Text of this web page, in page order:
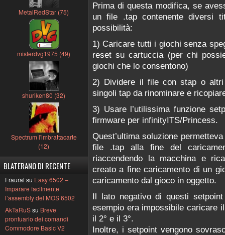
MetalRedStar (75)
misterdvg1975 (49)
shuriken80 (32)
Spectrum l'imbrattacarte
(12)
BLATERANO DI RECENTE
Fraural su Easy 6502 –
Imparare facilmente
l’assembly del MOS 6502
AkTaRuSsu Breve
prontuario dei comandi
Commodore Basic V2
Prima di questa modifica, se
un file .tap contenente diversi
possibilità:
1) Caricare tutti i giochi senza
reset su cartuccia (per chi
giochi che lo consentono)
2) Dividere il file con stap o altri
singoli tap da rinominare e
3) Usare l’utilissima funzione
firmware per infinityITS/Princess.
Quest’ultima soluzione
file .tap alla fine del
riaccendendo la macchina e
creato a fine caricamento di un
caricamento dal gioco in oggetto.
Il lato negativo di questi
esempio era impossibile caricare
il 2° e il 3°.
Inoltre, i setpoint vengono